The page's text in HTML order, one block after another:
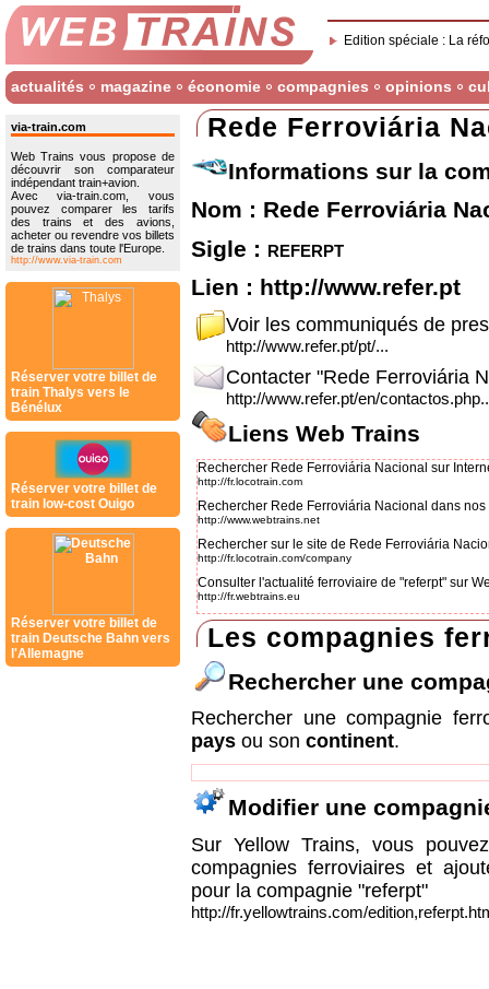
Edition spéciale : La
actualités magazine économie compagnies opinions
via-train.com
Web Trains vous propose de
découvrir son comparateur
indépendant train+avion.
Avec via-train.com, vous
pouvez comparer les tarifs
des trains et des avions,
acheter ou revendre vos billets
de trains dans toute l'Europe.
http://www.via-train.com
Réserver votre billet de
train Thalys vers le
Bénélux
Réserver votre billet de
train low-cost Ouigo
Réserver votre billet de
train Deutsche Bahn vers
l'Allemagne
Rede Ferroviária
Informations sur la
Nom : Rede Ferroviária
Sigle : referpt
Lien : http://www.refer.pt
Voir les communiqués de
http://www.refer.pt/pt/...
Contacter "Rede Ferroviária
http://www.refer.pt/en/
Liens Web Trains
Rechercher Rede Ferroviária Nacional sur
http://fr.locotrain.com
Rechercher Rede Ferroviária Nacional dans
http://www.webtrains.net
Rechercher sur le site de Rede Ferroviária
http://fr.locotrain.com/company
Consulter l'actualité ferroviaire de "referpt" sur
http://fr.webtrains.eu
Les compagnies
Rechercher une
Rechercher une compagnie
pays ou son continent.
Modifier une
Sur Yellow Trains, vous
compagnies ferroviaires et
pour la compagnie "referpt"
http://fr.yellowtrains.com/